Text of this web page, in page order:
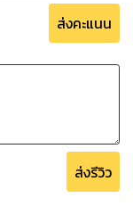
าง?
ข้างนอกสดใส ข้าง
ส่งคะแนน
ส่งรีวิว